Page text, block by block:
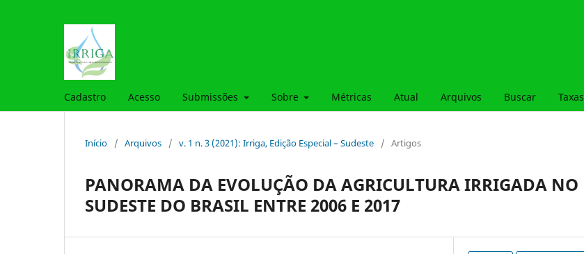
Cadastro Acesso Submissões Sobre Métricas Atual Arquivos Buscar Taxas
Início / Arquivos / v. 1 n. 3 (2021): Irriga, Edição Especial – Sudeste / Artigos
PANORAMA DA EVOLUÇÃO DA AGRICULTURA IRRIGADA NO
SUDESTE DO BRASIL ENTRE 2006 E 2017